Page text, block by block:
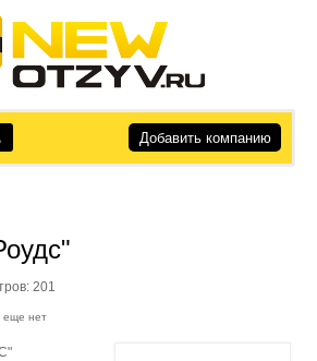
Добавить компанию
201
еще нет